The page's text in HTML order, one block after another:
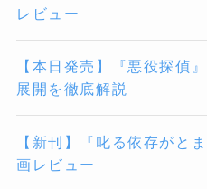
レビュー
【本日発売】『悪役探偵
展開を徹底解説
【新刊】『叱る依存がと
画レビュー